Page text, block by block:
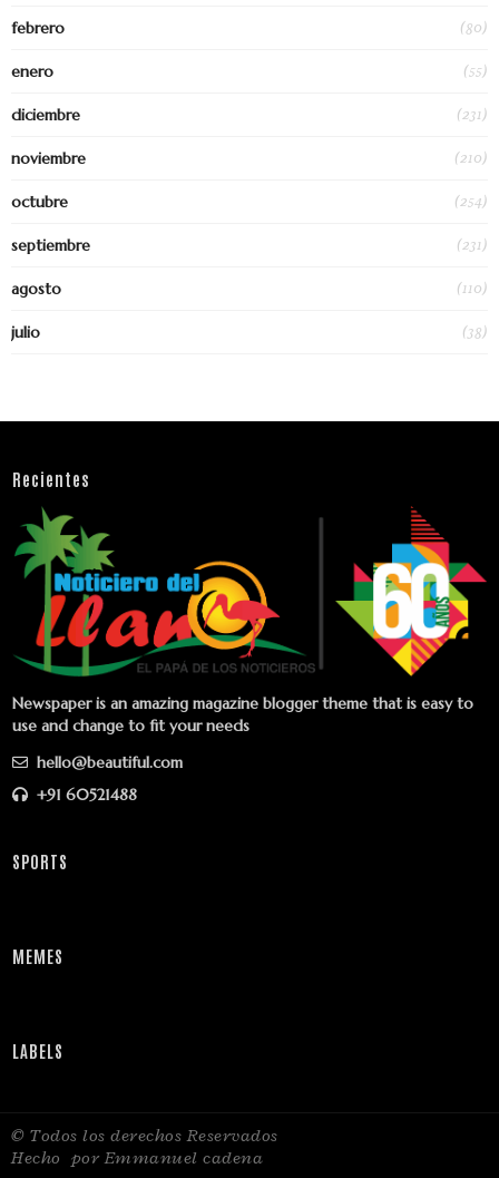
febrero (80)
enero (55)
diciembre (231)
noviembre (210)
octubre (254)
septiembre (231)
agosto (110)
julio (38)
Recientes
Newspaper is an amazing magazine blogger theme that is easy to
use and change to fit your needs
hello@beautiful.com
+91 60521488
SPORTS
MEMES
LABELS
© Todos los derechos Reservados
Hecho por Emmanuel cadena